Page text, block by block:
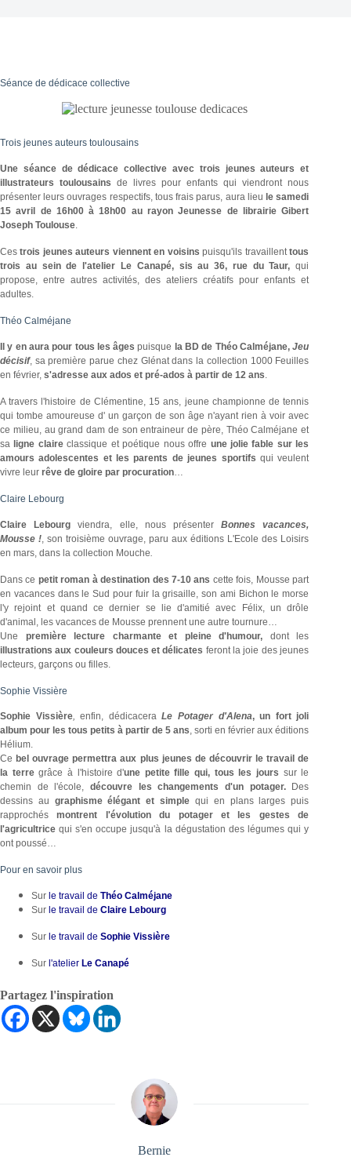
Séance de dédicace collective
Trois jeunes auteurs toulousains
Une séance de dédicace collective avec trois jeunes auteurs et
illustrateurs toulousains de livres pour enfants qui viendront nous
présenter leurs ouvrages respectifs, tous frais parus, aura lieu le samedi
15 avril de 16h00 à 18h00 au rayon Jeunesse de librairie Gibert
Joseph Toulouse.
Ces trois jeunes auteurs viennent en voisins puisqu'ils travaillenttous
trois au sein de l'atelier Le Canapé, sis au 36, rue du Taur, qui
propose, entre autres activités, des ateliers créatifs pour enfants et
adultes.
Théo Calméjane
Il y en aura pour tous les âges puisque la BD de Théo Calméjane,Jeu
décisif, sa première parue chez Glénat dans la collection 1000 Feuilles
en février, s'adresse aux ados et pré-ados à partir de 12 ans
A travers l'histoire de Clémentine, 15 ans, jeune championne de tennis
qui tombe amoureuse d' un garçon de son âge n'ayant rien à voir avec
ce milieu, au grand dam de son entraineur de père, Théo Calméjane et
saligne claireclassique et poétique nous offre une jolie fable sur les
amours adolescentes et les parents de jeunes sportifs qui veulent
vivre leur rêve de gloire par procuration
Claire Lebourg
Claire Lebourgviendra, elle, nous présenterBonnes vacances,
Mousse ! son troisième ouvrage, paru aux éditions L'Ecole des Loisirs
en mars, dans la collection Mouche
Dans ce petit roman à destination des 7-10 ans cette fois, Mousse part
en vacances dans le Sud pour fuir la grisaille, son ami Bichon le morse
l'y rejoint et quand ce dernier se lie d'amitié avec Félix, un drôle
d'animal, les vacances de Mousse prennent une autre tournure…
Une première lecture charmante et pleine d'humour, dont les
illustrations aux couleurs douces et délicates feront la joie des jeunes
lecteurs, garçons ou filles.
Sophie Vissière
Sophie Vissière, enfin, dédicaceraLe Potager d'Alena, un fort joli
album pour les tous petits à partir de 5 ans, sorti en février aux éditions
Hélium.
Ce bel ouvrage permettra aux plus jeunes de découvrir le travail de
la terregrâce à l'histoire d'une petite fille qui, tous les jours sur le
chemin de l'école, découvre les changements d'un potager.Des
dessins au graphisme élégant et simple qui en plans larges puis
rapprochésmontrent l'évolution du potager et les gestes de
l'agricultricequi s'en occupe jusqu'à la dégustation des légumes qui y
ont poussé…
Pour en savoir plus
Sur le travail de Théo Calméjane
Sur le travail de Claire Lebourg
Sur le travail de Sophie Vissière
Sur l'atelier Le Canapé
Partagez l'inspiration
Bernie